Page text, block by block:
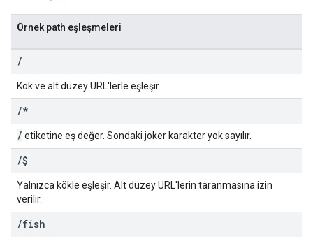
Örnek path eşleşmeleri
/
Kök ve alt düzey URL'lerle eşleşir.
/*
/ etiketine eş değer. Sondaki joker karakter yok sayılır.
/$
Yalnızca kökle eşleşir. Alt düzey URL'lerin taranmasına izin
verilir.
/fish